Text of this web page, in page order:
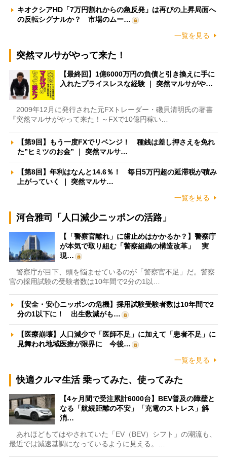
キオクシアHD「7万円割れからの急反発」は再びの上昇局面へ
の反転シグナルか？ 市場のムー…
一覧を見る
突然マルサがやって来た！
【最終回】1億6000万円の負債と引き換えに手に
入れたプライスレスな経験 ｜ 突然マルサがや…
2009年12月に発行された元FXトレーダー・磯貝清明氏の著書
『突然マルサがやって来た！～FXで10億円稼い…
【第9回】もう一度FXでリベンジ！ 種銭は差し押さえを免れ
た”ヒミツのお金” ｜ 突然マルサ…
【第8回】年利はなんと14.6％！ 毎日5万円超の延滞税が積み
上がっていく ｜ 突然マルサ…
一覧を見る
河合雅司「人口減少ニッポンの活路」
【「警察官離れ」に歯止めはかかるか？】警察庁
が本気で取り組む「警察組織の構造改革」 実
現…
警察庁が目下、頭を悩ませているのが「警察官不足」だ。警察
官の採用試験の受験者数は10年間で2分の1以…
【安全・安心ニッポンの危機】採用試験受験者数は10年間で2
分の1以下に！ 出生数減がも…
【医療崩壊】人口減少で「医師不足」に加えて「患者不足」に
見舞われ地域医療が限界に 今後…
一覧を見る
快適クルマ生活 乗ってみた、使ってみた
【4ヶ月間で受注累計6000台】BEV普及の障壁と
なる「航続距離の不安」「充電のストレス」解
消…
あれほどもてはやされていた「EV（BEV）シフト」の潮流も、
最近では減速基調になっているように見える。…